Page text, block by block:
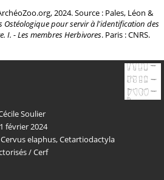
2024. Source : Pales, Léon &
Ostéologique pour servir à l'identification des
I. - Les membres Herbivores. Paris : CNRS.
Soulier
février 2024
Cervus elaphus,Cetartiodactyla
/Cerf